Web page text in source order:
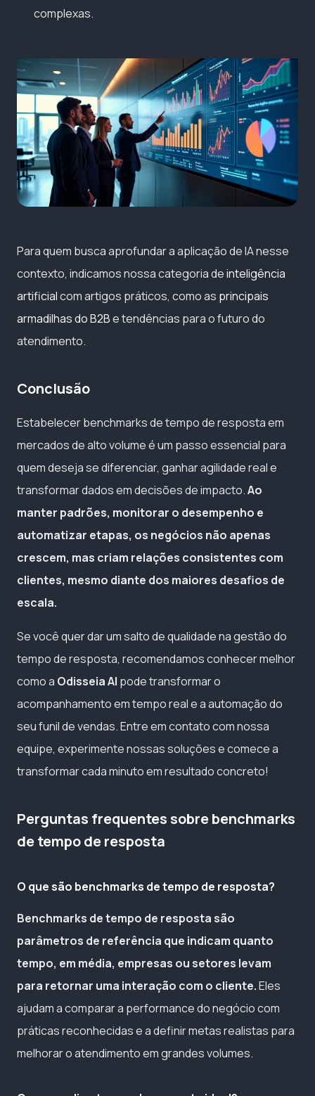
complexas.
Para quem busca aprofundar a aplicação de IA nesse
contexto, indicamos nossa categoria deinteligência
artificialcom artigos práticos, como as principais
armadilhas do B2Be tendências para o futuro do
atendimento.
Conclusão
Estabelecer benchmarks de tempo de resposta em
mercados de alto volume é um passo essencial para
quem deseja se diferenciar, ganhar agilidade real e
transformar dados em decisões de impacto.Ao
manter padrões, monitorar o desempenho e
automatizar etapas, os negócios não apenas
crescem, mas criam relações consistentes com
clientes, mesmo diante dos maiores desafios de
escala.
Se você quer dar um salto de qualidade na gestão do
tempo de resposta, recomendamos conhecer melhor
como a Odisseia AI pode transformar o
acompanhamento em tempo real e a automação do
seu funil de vendas. Entre em contato com nossa
equipe, experimente nossas soluções e comece a
transformar cada minuto em resultado concreto!
Perguntas frequentes sobre benchmarks
de tempo de resposta
O que são benchmarks de tempo de resposta?
Benchmarks de tempo de resposta são
parâmetros de referência que indicam quanto
tempo, em média, empresas ou setores levam
para retornar uma interação com o cliente.Eles
ajudam a comparar a performance do negócio com
práticas reconhecidas e a definir metas realistas para
melhorar o atendimento em grandes volumes.